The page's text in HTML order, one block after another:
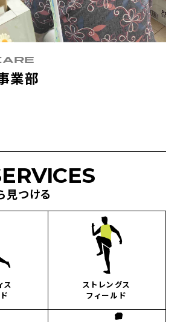
業部
見つける
ス
ストレングス
フィールド